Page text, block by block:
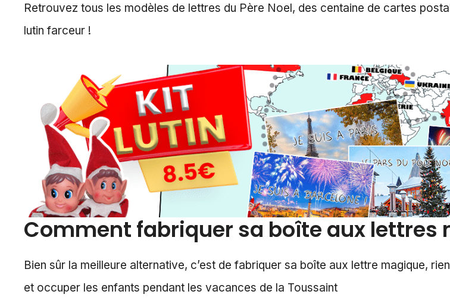
Retrouvez tous les modèles de lettres du Père Noel, des centaine de cartes
lutin farceur !
Comment fabriquer sa boîte aux lettres
Bien sûr la meilleure alternative, c’est de fabriquer sa boîte aux lettre magique,
et occuper les enfants pendant les vacances de la Toussaint